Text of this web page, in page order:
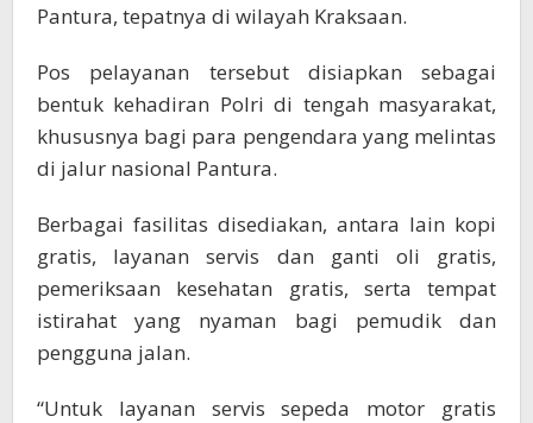
Pantura, tepatnya di wilayah Kraksaan.
Pos pelayanan tersebut disiapkan sebagai
bentuk kehadiran Polri di tengah masyarakat,
khususnya bagi para pengendara yang melintas
di jalur nasional Pantura.
Berbagai fasilitas disediakan, antara lain kopi
gratis, layanan servis dan ganti oli gratis,
pemeriksaan kesehatan gratis, serta tempat
istirahat yang nyaman bagi pemudik dan
pengguna jalan.
“Untuk layanan servis sepeda motor gratis